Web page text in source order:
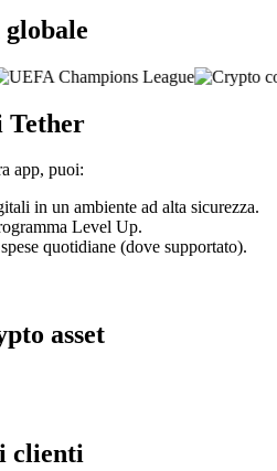
Tether
app, puoi:
in un ambiente ad alta sicurezza.
Level Up.
quotidiane (dove supportato).
asset
clienti